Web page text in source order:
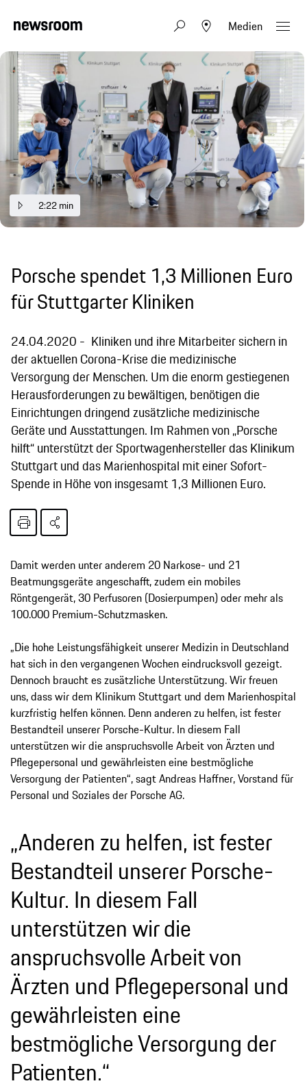
Medien
2:22 min
Porsche spendet 1,3 Millionen Euro
für Stuttgarter Kliniken
24.04.2020
Kliniken und ihre Mitarbeiter sichern in
der aktuellen Corona-Krise die medizinische
Versorgung der Menschen. Um die enorm gestiegenen
Herausforderungen zu bewältigen, benötigen die
Einrichtungen dringend zusätzliche medizinische
Geräte und Ausstattungen. Im Rahmen von „Porsche
hilft“ unterstützt der Sportwagenhersteller das Klinikum
Stuttgart und das Marienhospital mit einer Sofort-
Spende in Höhe von insgesamt 1,3 Millionen Euro.
Damit werden unter anderem 20 Narkose- und 21
Beatmungsgeräte angeschafft, zudem ein mobiles
Röntgengerät, 30 Perfusoren (Dosierpumpen) oder mehr als
100.000 Premium-Schutzmasken.
„Die hohe Leistungsfähigkeit unserer Medizin in Deutschland
hat sich in den vergangenen Wochen eindrucksvoll gezeigt.
Dennoch braucht es zusätzliche Unterstützung. Wir freuen
uns, dass wir dem Klinikum Stuttgart und dem Marienhospital
kurzfristig helfen können. Denn anderen zu helfen, ist fester
Bestandteil unserer Porsche-Kultur. In diesem Fall
unterstützen wir die anspruchsvolle Arbeit von Ärzten und
Pflegepersonal und gewährleisten eine bestmögliche
Versorgung der Patienten“, sagt Andreas Haffner, Vorstand für
Personal und Soziales der Porsche AG.
„Anderen zu helfen, ist fester
Bestandteil unserer Porsche-
Kultur. In diesem Fall
unterstützen wir die
anspruchsvolle Arbeit von
Ärzten und Pflegepersonal und
gewährleisten eine
bestmögliche Versorgung der
Patienten.“